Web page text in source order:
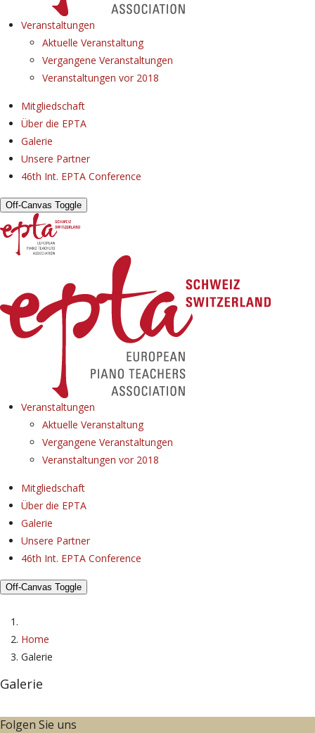
Veranstaltungen
Aktuelle Veranstaltung
Vergangene Veranstaltungen
Veranstaltungen vor 2018
Mitgliedschaft
Über die EPTA
Galerie
Unsere Partner
46th Int. EPTA Conference
Off-Canvas Toggle
Veranstaltungen
Aktuelle Veranstaltung
Vergangene Veranstaltungen
Veranstaltungen vor 2018
Mitgliedschaft
Über die EPTA
Galerie
Unsere Partner
46th Int. EPTA Conference
Off-Canvas Toggle
Home
Galerie
Galerie
Folgen Sie uns